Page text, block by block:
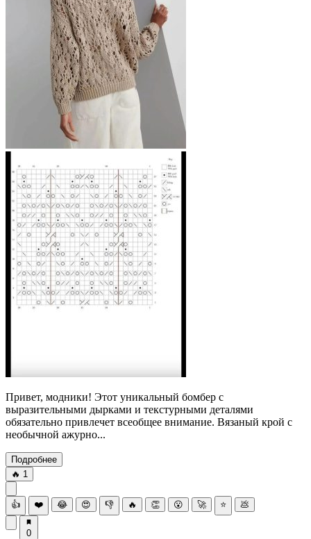
Привет, модники! Этот уникальный бомбер с
выразительными дырками и текстурными деталями
обязательно привлечет всеобщее внимание. Вязаный крой с
необычной ажурно...
Подробнее
🔥 1
👍 ❤️ 😂 😍 👎 🔥 👏 😮 🚀 ⭐ 💩
0